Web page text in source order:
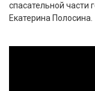
спасательной
Екатерина Полосина.